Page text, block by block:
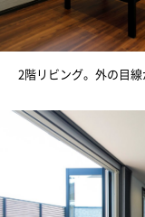
2階リビング。外の目